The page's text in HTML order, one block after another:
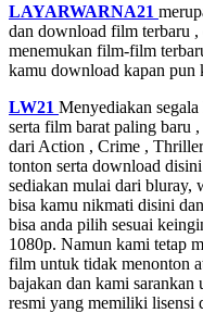
LAYARWARNA21
dan download film terbaru
menemukan film-film
kamu download kapan pun
LW21 Menyediakan
serta film barat paling baru
dari Action , Crime ,
tonton serta download
sediakan mulai dari bluray,
bisa kamu nikmati disini
bisa anda pilih sesuai
1080p. Namun kami tetap
film untuk tidak menonton
bajakan dan kami
resmi yang memiliki lisensi